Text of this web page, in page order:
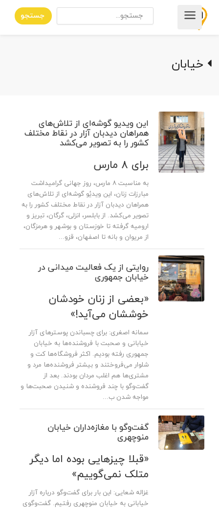
جستجو
خیابان
این ویدیو گوشه‌ای از تلاش‌های
همراهان دیدبان آزار در نقاط مختلف
کشور را به تصویر می‌کشد
برای 8 مارس
به مناسبت ۸ مارس، روز جهانی گرامیداشت
مبارزات زنان، این ویدیٔو گوشه‌ای از تلاش‌های
همراهان دیدبان آزار در نقاط مختلف کشور را به
تصویر می‌کشد. از بابلسر، انزلی، گرگان، تبریز و
ارومیه گرفته تا خوزستان و بوشهر و هرمزگان،
از مریوان و بانه تا اصفهان، قزو...
روایتی از یک فعالیت میدانی در
خیابان جمهوری
«بعضی از زنان خودشان
خوششان می‌آید!»
سمانه اصغری: برای چسباندن پوسترهای آزار
خیابانی و صحبت با فروشنده‌ها به خیابان
جمهوری رفته بودیم. اکثر فروشگاه‌ها کت و
شلوار می‌فروختند و بیشتر فروشنده‌ها مرد و
مشتری‌ها هم اغلب مردان بودند. بعد از
گفت‌وگو با چند فروشنده و شنیدن صحبت‌ها و
مواجه شدن ب...
گفت‌وگو با مغازه‌داران خیابان
منوچهری
«قبلا چیزهایی بوده اما دیگر
متلک نمی‌گوییم»
غزاله شعایی: این بار برای گفت‌وگو درباره آزار
خیابانی به خیابان منوچهری رفتیم. گفت‌وگوی